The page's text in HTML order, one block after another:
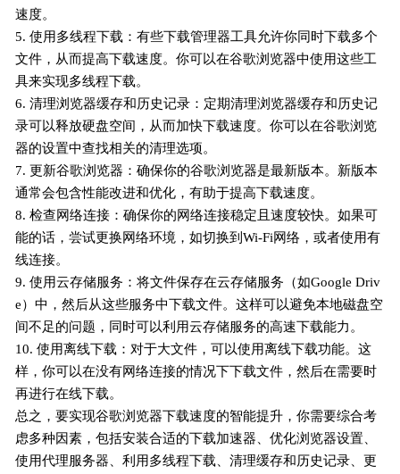
速度。
5. 使用多线程下载：有些下载管理器工具允许你同时下载多个
文件，从而提高下载速度。你可以在谷歌浏览器中使用这些工
具来实现多线程下载。
6. 清理浏览器缓存和历史记录：定期清理浏览器缓存和历史记
录可以释放硬盘空间，从而加快下载速度。你可以在谷歌浏览
器的设置中查找相关的清理选项。
7. 更新谷歌浏览器：确保你的谷歌浏览器是最新版本。新版本
通常会包含性能改进和优化，有助于提高下载速度。
8. 检查网络连接：确保你的网络连接稳定且速度较快。如果可
能的话，尝试更换网络环境，如切换到Wi-Fi网络，或者使用有
线连接。
9. 使用云存储服务：将文件保存在云存储服务（如Google Driv
e）中，然后从这些服务中下载文件。这样可以避免本地磁盘空
间不足的问题，同时可以利用云存储服务的高速下载能力。
10. 使用离线下载：对于大文件，可以使用离线下载功能。这
样，你可以在没有网络连接的情况下下载文件，然后在需要时
再进行在线下载。
总之，要实现谷歌浏览器下载速度的智能提升，你需要综合考
虑多种因素，包括安装合适的下载加速器、优化浏览器设置、
使用代理服务器、利用多线程下载、清理缓存和历史记录、更